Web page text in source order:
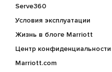
Serve360
Условия эксплуатации
Жизнь в блоге Marriott
Центр конфиденциальности
Marriott.com